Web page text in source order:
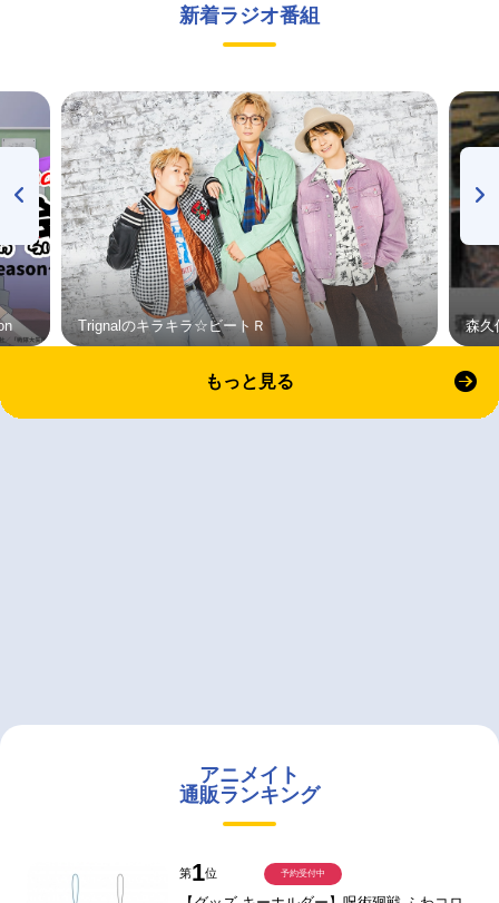
新着ラジオ番組
Trignalのキラキラ☆ビートＲ 森久
もっと見る
アニメイト
通販ランキング
第1位 予約受付中